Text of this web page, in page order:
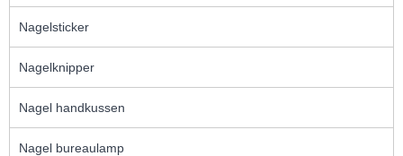
Nagelsticker
Nagelknipper
Nagel handkussen
Nagel bureaulamp